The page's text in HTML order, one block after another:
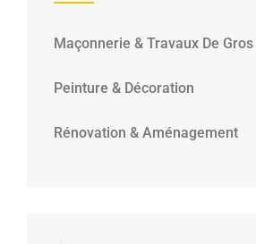
Maçonnerie & Travaux De
Peinture & Décoration
Rénovation & Aménagement